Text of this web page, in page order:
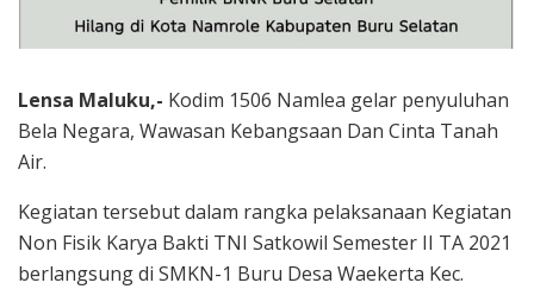
Lensa Maluku,- Kodim 1506 Namlea gelar penyuluhan
Bela Negara, Wawasan Kebangsaan Dan Cinta Tanah
Air.
Kegiatan tersebut dalam rangka pelaksanaan Kegiatan
Non Fisik Karya Bakti TNI Satkowil Semester II TA 2021
berlangsung di SMKN-1 Buru Desa Waekerta Kec.